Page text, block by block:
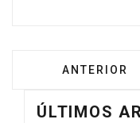
ARTIGO
ANTERIOR
ÚLTIMOS